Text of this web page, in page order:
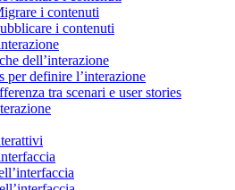
i contenuti
i contenuti
dell’interazione
per definire l’interazione
tra scenari e user stories